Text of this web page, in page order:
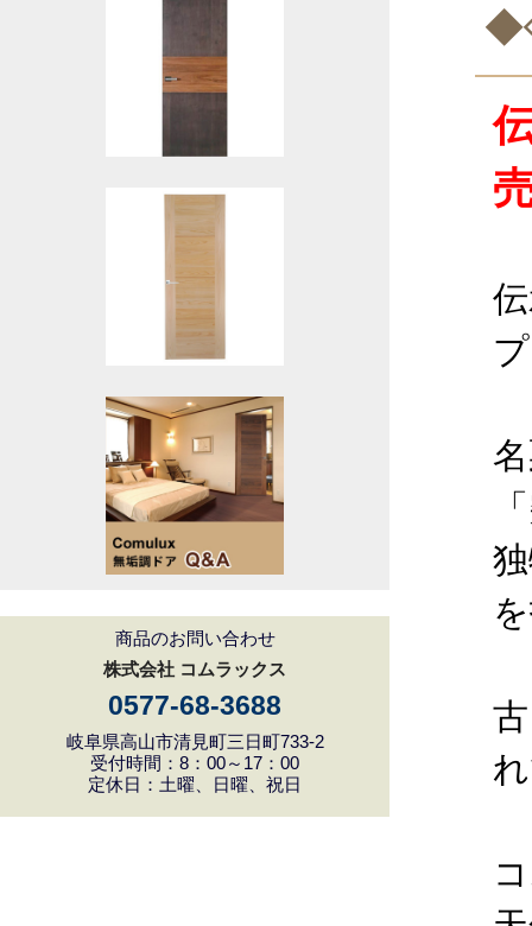
商品のお問い合わせ
株式会社 コムラックス
0577-68-3688
岐阜県高山市清見町三日町733-2
受付時間：8：00～17：00
定休日：土曜、日曜、祝日